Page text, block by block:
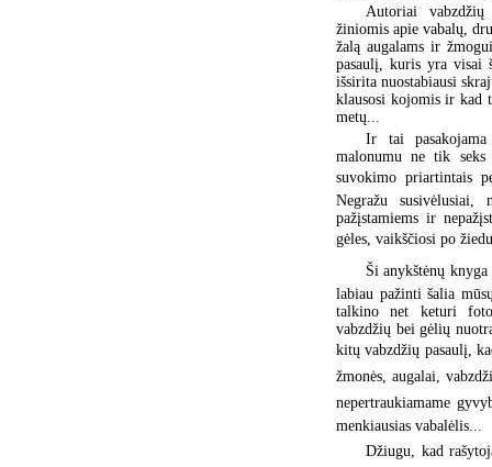
Autoriai
žiniomis apie vabalų,
žalą augalams ir
pasaulį, kuris yra visai
išsirita nuostabiausi
klausosi kojomis ir kad
metų...
Ir tai
malonumu ne tik seks
suvokimo priartintais
Negražu
pažįstamiems ir
gėles, vaikščiosi po
Ši anykštėnų
labiau pažinti šalia
talkino net keturi
vabzdžių bei gėlių
kitų vabzdžių pasaulį,
žmonės, augalai,
nepertraukiamame
menkiausias vabalėlis...
Džiugu, kad